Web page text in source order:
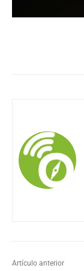
Artículo anterior